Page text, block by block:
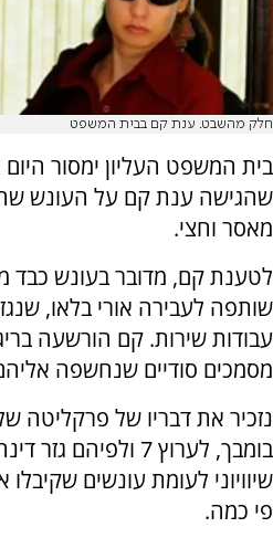
חלק מהשבט. ענת קם בבית המשפט
בית המשפט העליון ימסור
שהגישה ענת קם על העונש
מאסר וחצי.
לטענת קם, מדובר בעונש כבד
שותפה לעבירה אורי בלאו,
עבודות שירות. קם הורשעה
מסמכים סודיים שנחשפה
נזכיר את דבריו של פרקליטה
בומבך, לערוץ 7
שיוויוני לעומת עונשים
פי כמה.